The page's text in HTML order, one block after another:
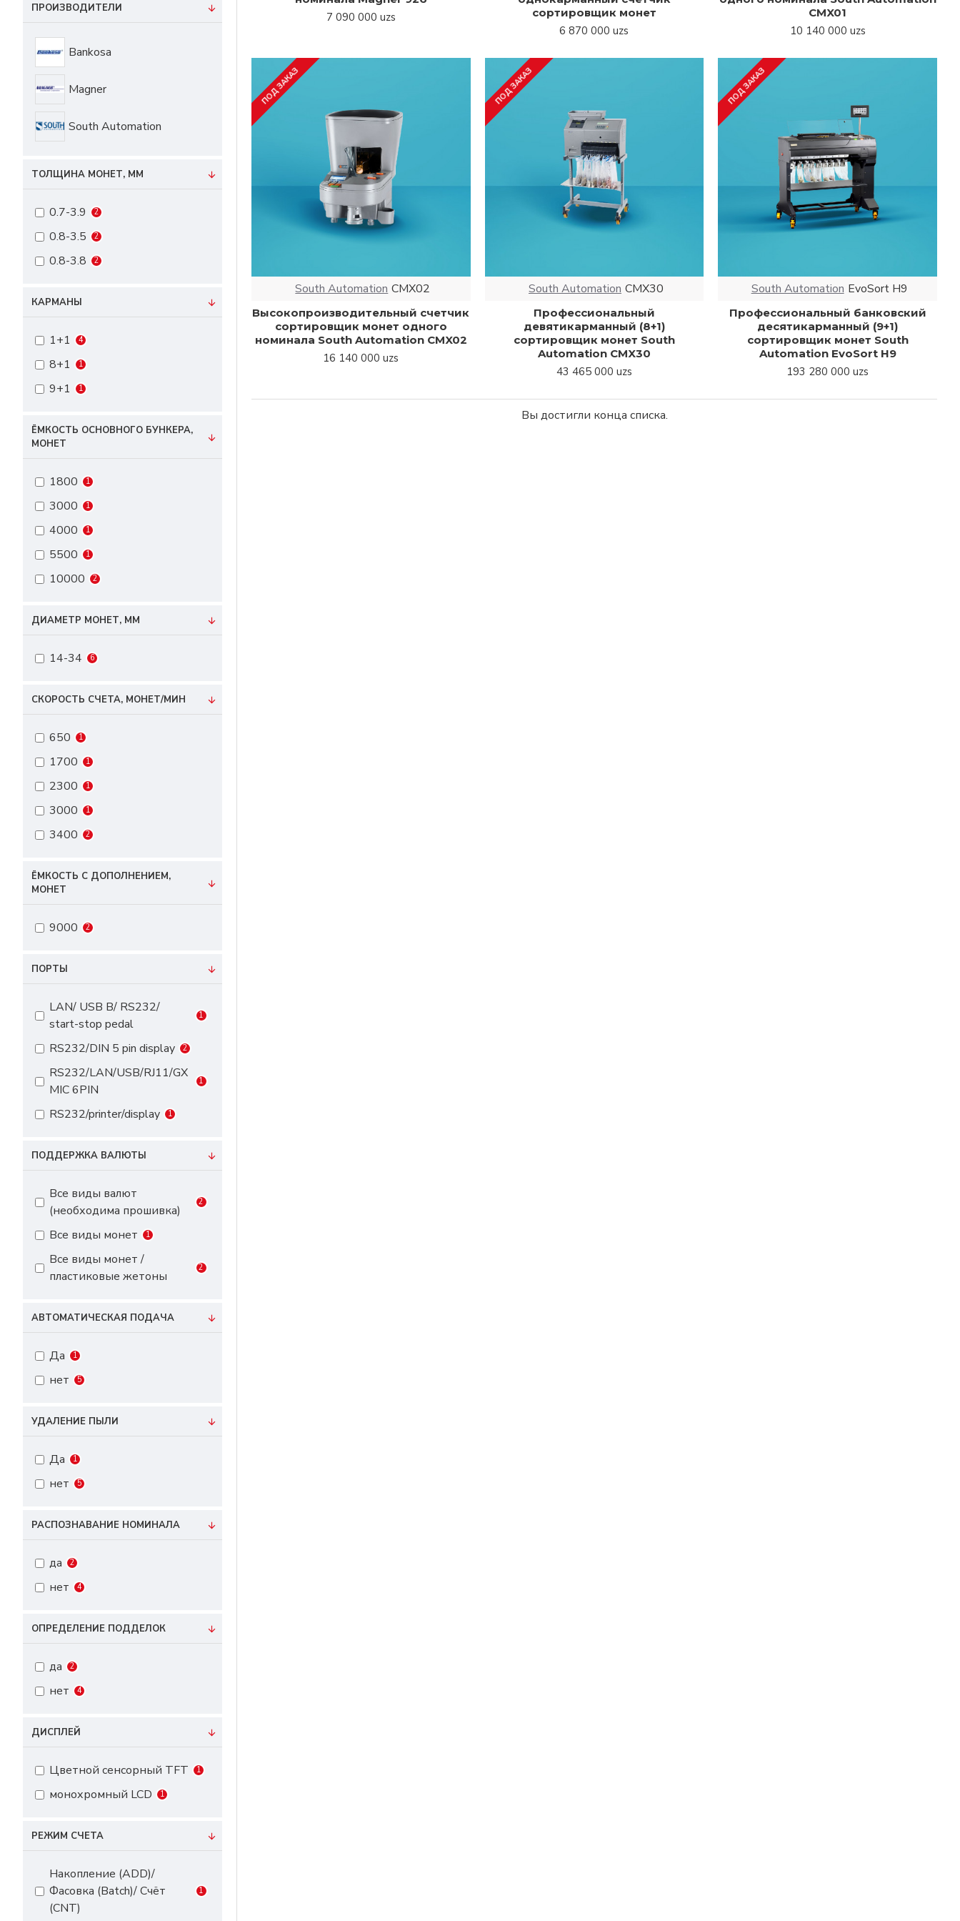
ПРОИЗВОДИТЕЛИ
Bankosa
Magner
South Automation
ТОЛЩИНА МОНЕТ, ММ
0.7-3.9 2
0.8-3.5 2
0.8-3.8 2
КАРМАНЫ
1+1 4
8+1 1
9+1 1
ЁМКОСТЬ ОСНОВНОГО БУНКЕРА,
МОНЕТ
1800 1
3000 1
4000 1
5500 1
10000 2
ДИАМЕТР МОНЕТ, ММ
14-34 6
СКОРОСТЬ СЧЕТА, МОНЕТ/МИН
650 1
1700 1
2300 1
3000 1
3400 2
ЁМКОСТЬ С ДОПОЛНЕНИЕМ,
МОНЕТ
9000 2
ПОРТЫ
LAN/ USB B/ RS232/
start-stop pedal
1
RS232/DIN 5 pin display 2
RS232/LAN/USB/RJ11/GX
MIC 6PIN
1
RS232/printer/display 1
ПОДДЕРЖКА ВАЛЮТЫ
Все виды валют
(необходима прошивка)
2
Все виды монет 1
Все виды монет /
пластиковые жетоны
2
АВТОМАТИЧЕСКАЯ ПОДАЧА
Да 1
нет 5
УДАЛЕНИЕ ПЫЛИ
Да 1
нет 5
РАСПОЗНАВАНИЕ НОМИНАЛА
да 2
нет 4
ОПРЕДЕЛЕНИЕ ПОДДЕЛОК
да 2
нет 4
ДИСПЛЕЙ
Цветной сенсорный TFT 1
монохромный LCD 1
РЕЖИМ СЧЕТА
Накопление (ADD)/
Фасовка (Batch)/ Счёт
(CNT)
1
7 090 000 uzs
сортировщик монет
6 870 000 uzs
CMX01
10 140 000 uzs
ПОД ЗАКАЗ
South Automation CMX02
Высокопроизводительный счетчик
сортировщик монет одного
номинала South Automation CMX02
16 140 000 uzs
ПОД ЗАКАЗ
South Automation CMX30
Профессиональный
девятикарманный (8+1)
сортировщик монет South
Automation CMX30
43 465 000 uzs
ПОД ЗАКАЗ
South Automation EvoSort H9
Профессиональный банковский
десятикарманный (9+1)
сортировщик монет South
Automation EvoSort H9
193 280 000 uzs
Вы достигли конца списка.